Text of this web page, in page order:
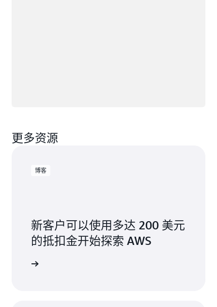
更多资源
博客
新客户可以使用多达 200 美元
的抵扣金开始探索 AWS